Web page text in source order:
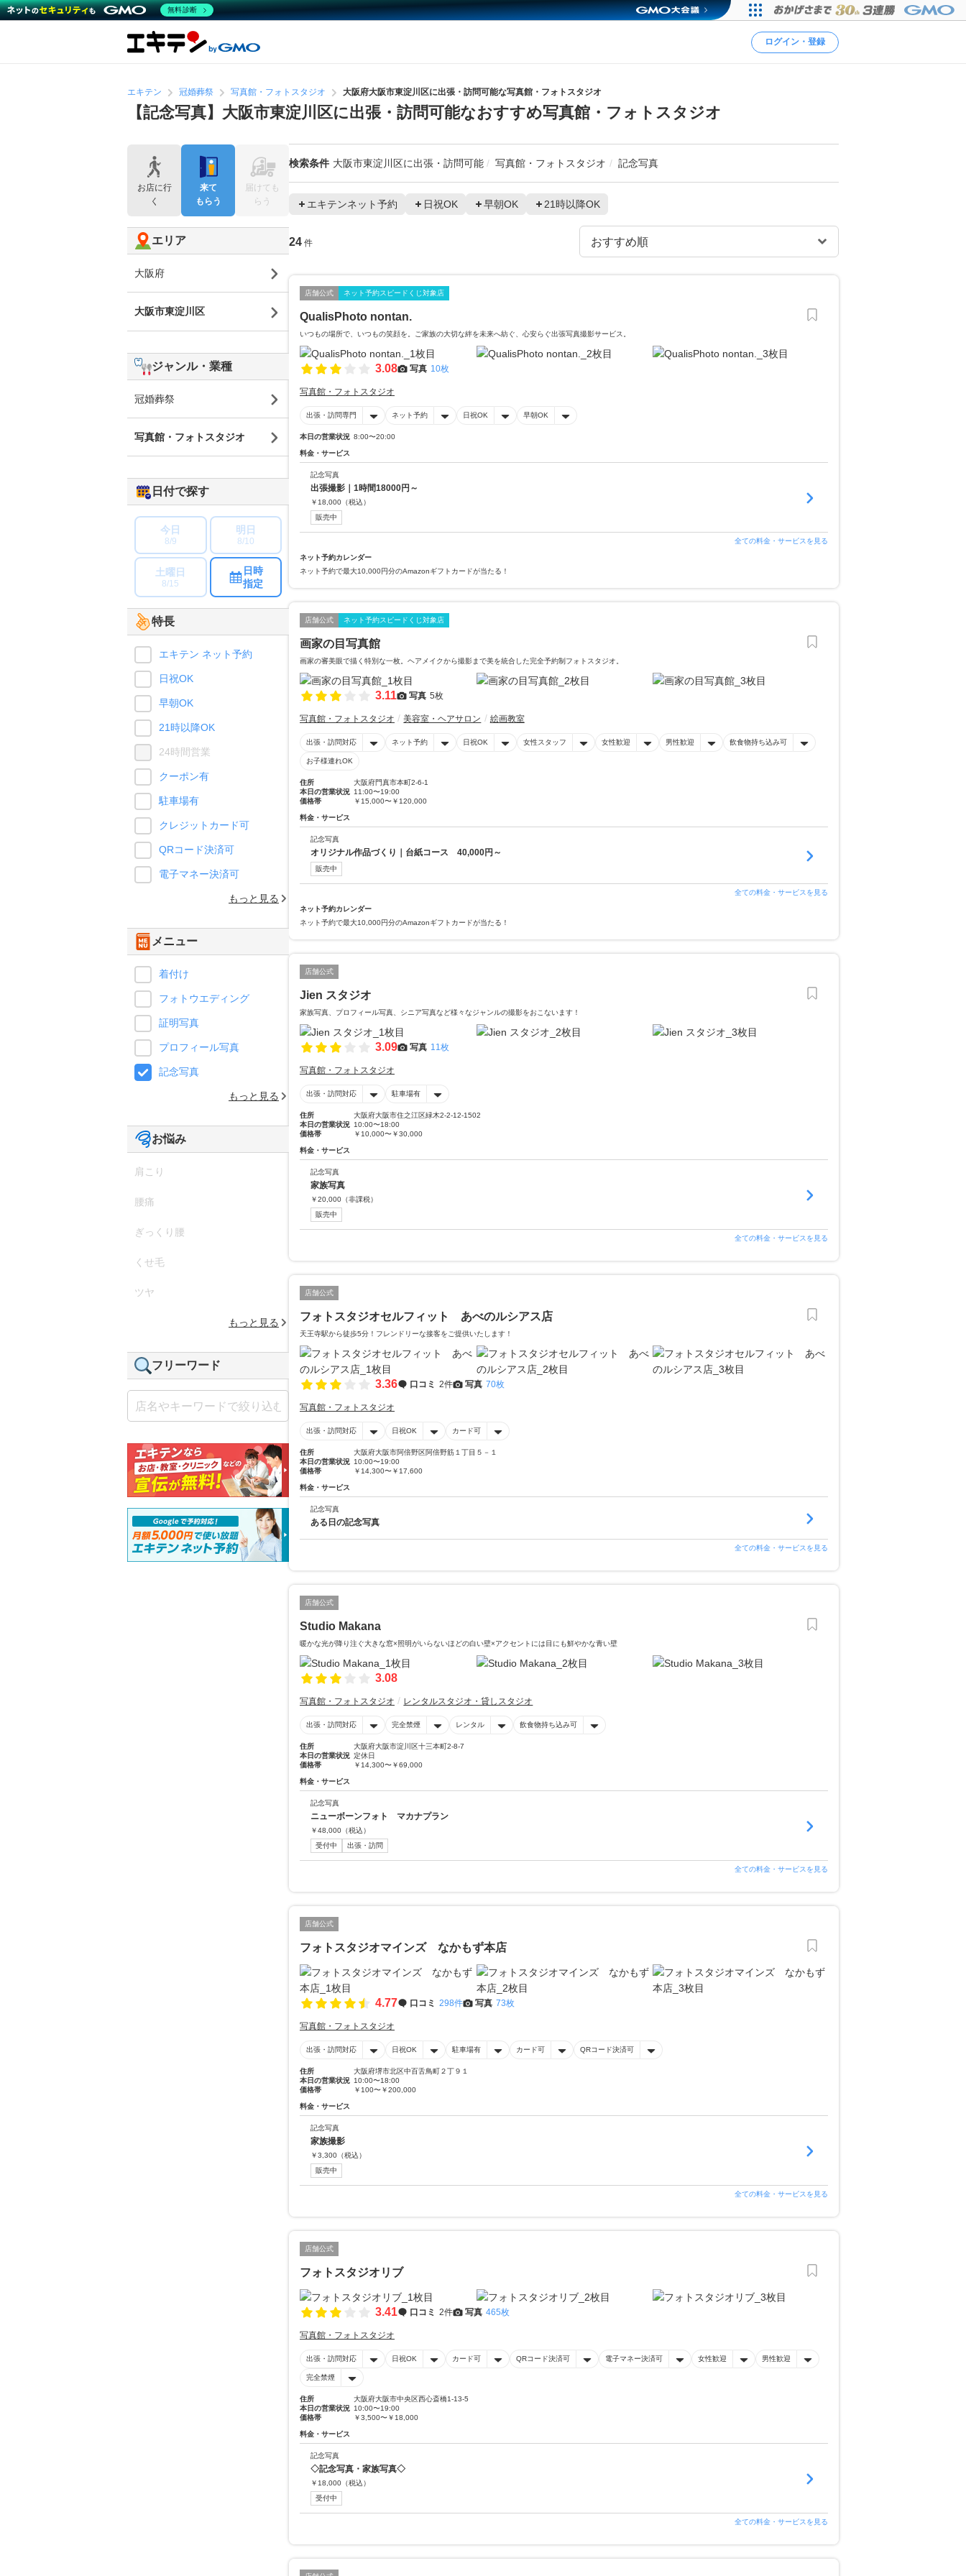
ログイン・登録
エキテン 冠婚葬祭 写真館・フォトスタジオ 大阪府大阪市東淀川区に出張・訪問可能な写真館・フォトスタジオ
【記念写真】大阪市東淀川区に出張・訪問可能なおすすめ写真館・フォトスタジオ
検索条件 大阪市東淀川区に出張・訪問可能 写真館・フォトスタジオ 記念写真
エキテンネット予約 日祝OK 早朝OK 21時以降OK
24 件
店舗公式 ネット予約スピードくじ対象店
QualisPhoto nontan.
いつもの場所で、いつもの笑顔を。ご家族の大切な絆を未来へ紡ぐ、心安らぐ出張写真撮影サービス。
3.08 写真 10枚
写真館・フォトスタジオ
出張・訪問専門 ネット予約 日祝OK 早朝OK
本日の営業状況 8:00〜20:00
料金・サービス
記念写真
出張撮影｜1時間18000円～
￥ 18,000 （税込）
販売中
全ての料金・サービスを見る
ネット予約カレンダー
ネット予約で最大10,000円分のAmazonギフトカードが当たる！
店舗公式 ネット予約スピードくじ対象店
画家の目写真館
画家の審美眼で描く特別な一枚。ヘアメイクから撮影まで美を統合した完全予約制フォトスタジオ。
3.11 写真 5枚
写真館・フォトスタジオ 美容室・ヘアサロン 絵画教室
出張・訪問対応 ネット予約 日祝OK 女性スタッフ 女性歓迎 男性歓迎 飲食物持ち込み可
お子様連れOK
住所
大阪府門真市本町2-6-1
本日の営業状況 11:00〜19:00
価格帯
￥15,000〜￥120,000
料金・サービス
記念写真
オリジナル作品づくり｜台紙コース 40,000円～
販売中
全ての料金・サービスを見る
ネット予約カレンダー
ネット予約で最大10,000円分のAmazonギフトカードが当たる！
店舗公式
Jien スタジオ
家族写真、プロフィール写真、シニア写真など様々なジャンルの撮影をおこないます！
3.09 写真 11枚
写真館・フォトスタジオ
出張・訪問対応 駐車場有
住所
大阪府大阪市住之江区緑木2-2-12-1502
本日の営業状況 10:00〜18:00
価格帯
￥10,000〜￥30,000
料金・サービス
記念写真
家族写真
￥20,000 （非課税）
販売中
全ての料金・サービスを見る
店舗公式
フォトスタジオセルフィット あべのルシアス店
天王寺駅から徒歩5分！フレンドリーな接客をご提供いたします！
3.36 口コミ 2件 写真 70枚
写真館・フォトスタジオ
出張・訪問対応 日祝OK カード可
住所
大阪府大阪市阿倍野区阿倍野筋１丁目５－１
本日の営業状況 10:00〜19:00
価格帯
￥14,300〜￥17,600
料金・サービス
記念写真
ある日の記念写真
全ての料金・サービスを見る
店舗公式
Studio Makana
暖かな光が降り注ぐ大きな窓×照明がいらないほどの白い壁×アクセントには目にも鮮やかな青い壁
3.08
写真館・フォトスタジオ レンタルスタジオ・貸しスタジオ
出張・訪問対応 完全禁煙 レンタル 飲食物持ち込み可
住所
大阪府大阪市淀川区十三本町2-8-7
本日の営業状況 定休日
価格帯
￥14,300〜￥69,000
料金・サービス
記念写真
ニューボーンフォト マカナプラン
￥48,000 （税込）
受付中
出張・訪問
全ての料金・サービスを見る
店舗公式
フォトスタジオマインズ なかもず本店
4.77 口コミ 298件 写真 73枚
写真館・フォトスタジオ
出張・訪問対応 日祝OK 駐車場有 カード可 QRコード決済可
住所
大阪府堺市北区中百舌鳥町２丁９１
本日の営業状況 10:00〜18:00
価格帯
￥100〜￥200,000
料金・サービス
記念写真
家族撮影
￥3,300 （税込）
販売中
全ての料金・サービスを見る
店舗公式
フォトスタジオリブ
3.41 口コミ 2件 写真 465枚
写真館・フォトスタジオ
出張・訪問対応 日祝OK カード可 QRコード決済可 電子マネー決済可 女性歓迎 男性歓迎
完全禁煙
住所
大阪府大阪市中央区西心斎橋1-13-5
本日の営業状況 10:00〜19:00
価格帯
￥3,500〜￥18,000
料金・サービス
記念写真
◇記念写真・家族写真◇
￥ 18,000 （税込）
受付中
全ての料金・サービスを見る
お店に行
く
来て
もらう
届けても
らう
エリア
大阪府
大阪市東淀川区
ジャンル・業種
冠婚葬祭
写真館・フォトスタジオ
日付で探す
今日
8/9
明日
8/10
土曜日
8/15
日時
指定
特長
エキテン ネット予約
日祝OK
早朝OK
21時以降OK
24時間営業
クーポン有
駐車場有
クレジットカード可
QRコード決済可
電子マネー決済可
もっと見る
メニュー
着付け
フォトウエディング
証明写真
プロフィール写真
記念写真
もっと見る
お悩み
肩こり
腰痛
ぎっくり腰
くせ毛
ツヤ
もっと見る
フリーワード
無料診断